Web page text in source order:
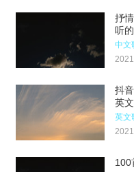
抒
听
中文
抖
英
英文
100